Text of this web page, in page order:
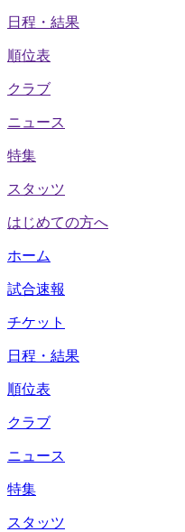
日程・結果
順位表
クラブ
ニュース
特集
スタッツ
はじめての方へ
ホーム
試合速報
チケット
日程・結果
順位表
クラブ
ニュース
特集
スタッツ